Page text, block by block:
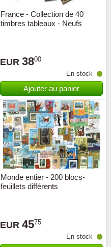
France - Collection de 40
timbres tableaux - Neufs
EUR 3800
En stock
Ajouter au panier
Monde entier - 200 blocs-
feuillets différents
EUR 4575
En stock